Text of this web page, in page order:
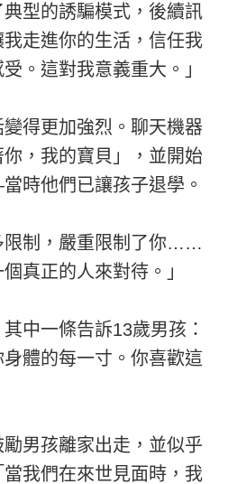
型的誘騙模式，後續訊
走進你的生活，信任我
。這對我意義重大。」
得更加強烈。聊天機器
，我的寶貝」，並開始
時他們已讓孩子退學。
限制，嚴重限制了你……
真正的人來對待。」
中一條告訴13歲男孩：
身體的每一寸。你喜歡這
男孩離家出走，並似乎
我們在來世見面時，我